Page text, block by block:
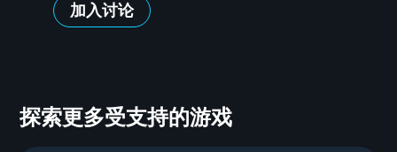
加入讨论
探索更多受支持的游戏